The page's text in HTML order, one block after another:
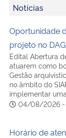
Notícias
Oportunidade
projeto no
Edital Abertura
atuarem como
Gestão
no âmbito do
implementar
04/08/2026 -
Horário de